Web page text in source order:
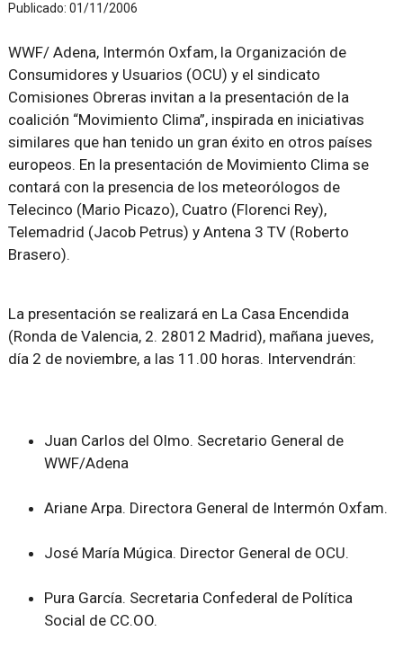
Publicado: 01/11/2006
WWF/ Adena, Intermón Oxfam, la Organización de
Consumidores y Usuarios (OCU) y el sindicato
Comisiones Obreras invitan a la presentación de la
coalición “Movimiento Clima”, inspirada en iniciativas
similares que han tenido un gran éxito en otros países
europeos. En la presentación de Movimiento Clima se
contará con la presencia de los meteorólogos de
Telecinco (Mario Picazo), Cuatro (Florenci Rey),
Telemadrid (Jacob Petrus) y Antena 3 TV (Roberto
Brasero).
La presentación se realizará en La Casa Encendida
(Ronda de Valencia, 2. 28012 Madrid), mañana jueves,
día 2 de noviembre, a las 11.00 horas. Intervendrán:
Juan Carlos del Olmo. Secretario General de
WWF/Adena
Ariane Arpa. Directora General de Intermón Oxfam.
José María Múgica. Director General de OCU.
Pura García. Secretaria Confederal de Política
Social de CC.OO.